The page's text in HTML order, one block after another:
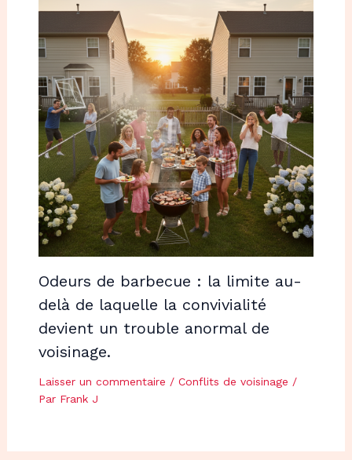
Odeurs de barbecue : la limite au-
delà de laquelle la convivialité
devient un trouble anormal de
voisinage.
Laisser un commentaire / Conflits de voisinage /
Par Frank J